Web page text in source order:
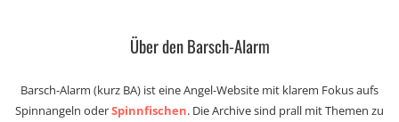
Über den Barsch-Alarm
Barsch-Alarm (kurz BA) ist eine Angel-Website mit klarem Fokus aufs
Spinnangeln oderSpinnfischen. Die Archive sind prall mit Themen zu